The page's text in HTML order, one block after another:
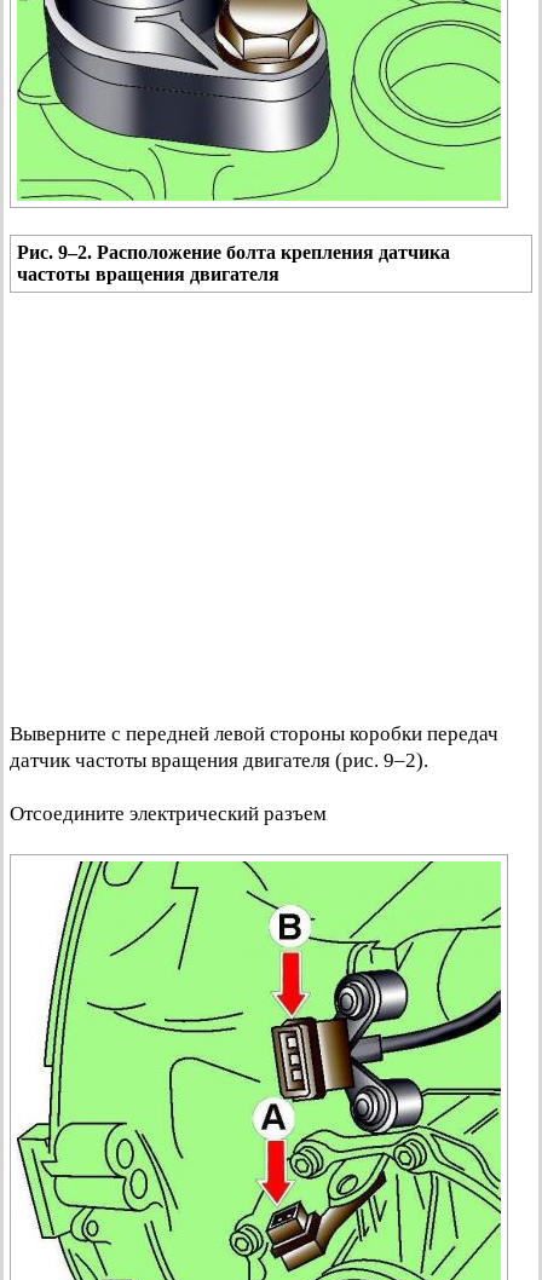
Рис. 9–2. Расположение болта крепления датчика
частоты вращения двигателя
Выверните с передней левой стороны коробки передач
датчик частоты вращения двигателя (рис. 9–2).
Отсоедините электрический разъем